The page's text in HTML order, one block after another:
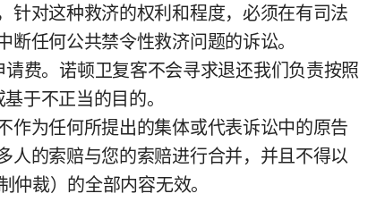
针对这种救济的权利和程度，必须在有司法
任何公共禁令性救济问题的诉讼。
费。诺顿卫复客不会寻求退还我们负责按照
于不正当的目的。
作为任何所提出的集体或代表诉讼中的原告
人的索赔与您的索赔进行合并，并且不得以
裁）的全部内容无效。